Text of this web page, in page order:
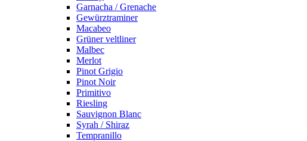
Garnacha / Grenache
Gewürztraminer
Macabeo
Grüner veltliner
Malbec
Merlot
Pinot Grigio
Pinot Noir
Primitivo
Riesling
Sauvignon Blanc
Syrah / Shiraz
Tempranillo